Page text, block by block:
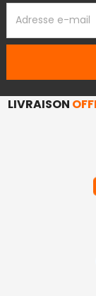
EMAIL
LIVRAISON